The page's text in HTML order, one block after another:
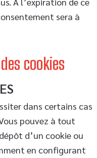
sera à
cookies
dans certains cas
pouvez à tout
d’un cookie ou
en configurant